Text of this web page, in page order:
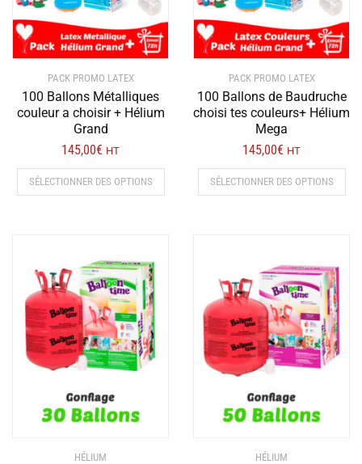
plus
ancien
PACK PROMO LATEX
100 Ballons Métalliques
couleur a choisir + Hélium
Grand
145,00€ HT
SÉLECTIONNER DES OPTIONS
PACK PROMO LATEX
100 Ballons de Baudruche
choisi tes couleurs+ Hélium
Mega
145,00€ HT
SÉLECTIONNER DES OPTIONS
HÉLIUM HÉLIUM